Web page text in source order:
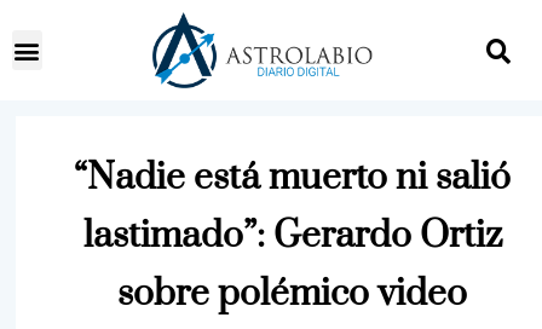
“Nadie está muerto ni salió
lastimado”: Gerardo Ortiz
sobre polémico video